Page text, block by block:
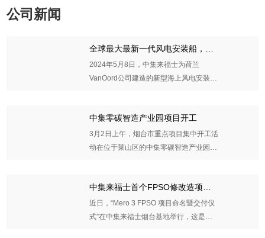
公司新闻
全球最大最新一代风电安装船，下
水！
2024年5月8日，中集来福士为荷兰
VanOord公司建造的新型海上风电安装船
中集零碳智造产业园项目开工
3月2日上午，烟台市重点项目集中开工活
动在位于莱山区的中集零碳智造产业园项
2024-03-04
中集来福士首个FPSO修改造项目
MISC Mero 3命名 提供一站式解决
方案
近日，“Mero 3 FPSO 项目命名暨交付仪
式”在中集来福士烟台基地举行，这是国